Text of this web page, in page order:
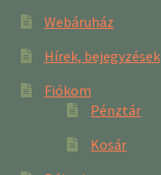
Webáruház
Hírek, bejegyzések
Fiókom
Pénztár
Kosár